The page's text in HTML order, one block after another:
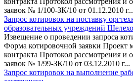
заявок № 1/100-ЗК/10 от 01.12.2010 г...
Запрос котировок на поставку
образовательных учреждений
Извещение о проведении запроса
Форма котировочной заявки Проект
контракта Протокол рассмотрения и
заявок № 1/99-ЗК/10 от 03.12.2010 г...
Запрос котировок на выполнение